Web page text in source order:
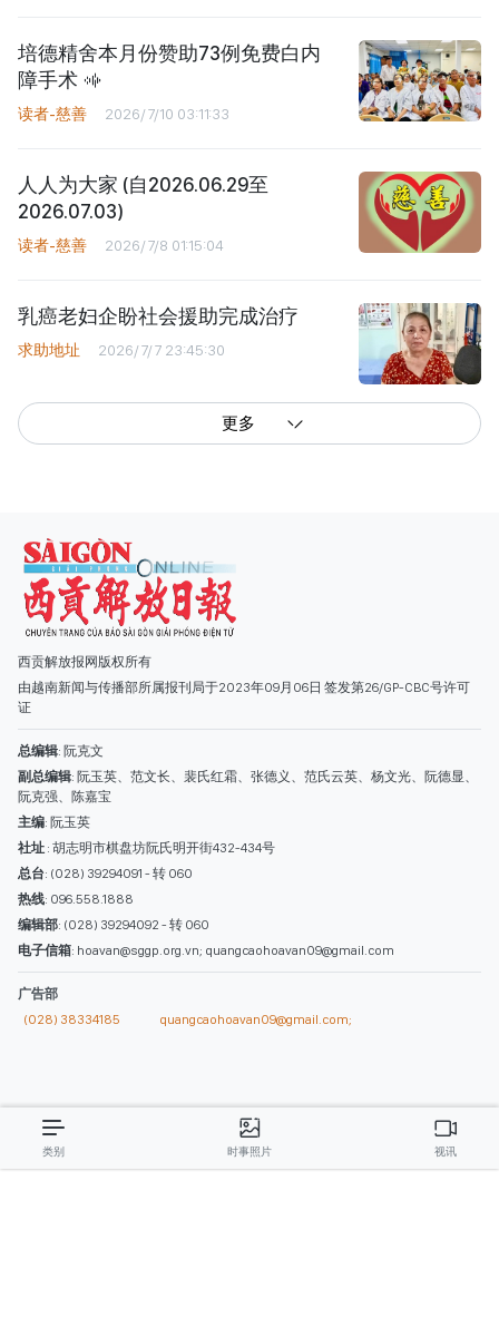
培德精舍本月份赞助73例免费白内
障手术
读者-慈善 2026/7/10 03:11:33
人人为大家 (自2026.06.29至
2026.07.03)
读者-慈善 2026/7/8 01:15:04
乳癌老妇企盼社会援助完成治疗
求助地址 2026/7/7 23:45:30
更多
西贡解放报网版权所有
由越南新闻与传播部所属报刊局于2023年09月06日 签发第26/GP-CBC号许可
证
总编辑
副总编辑: 阮玉英、范文长、裴氏红霜、张德义、范氏云英、杨文光、阮德显、
总台: (028) 39294091 - 转 060
热线: 096.558.1888
编辑部: (028) 39294092 - 转 060